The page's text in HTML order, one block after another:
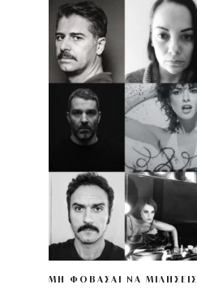
ΜΗ ΦΟΒΑΣΑΙ ΝΑ ΜΙΛΗΣΕΙΣ